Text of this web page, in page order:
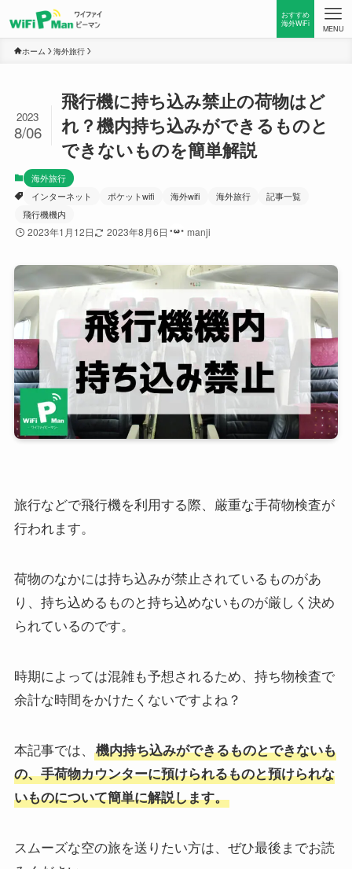
おすすめ
海外WiFi
MENU
ホーム 海外旅行
飛行機に持ち込み禁止の荷物はど
れ？機内持ち込みができるものと
できないものを簡単解説
2023
8/06
海外旅行
インターネット
ポケットwifi 海外wifi 海外旅行
記事一覧
飛行機機内
2023年1月12日 2023年8月6日 manji
旅行などで飛行機を利用する際、厳重な手荷物検査が
行われます。
荷物のなかには持ち込みが禁止されているものがあ
り、持ち込めるものと持ち込めないものが厳しく決め
られているのです。
時期によっては混雑も予想されるため、持ち物検査で
余計な時間をかけたくないですよね？
本記事では、
機内持ち込みができるものとできないも
の、手荷物カウンターに預けられるものと預けられな
いものについて簡単に解説します。
スムーズな空の旅を送りたい方は、ぜひ最後までお読